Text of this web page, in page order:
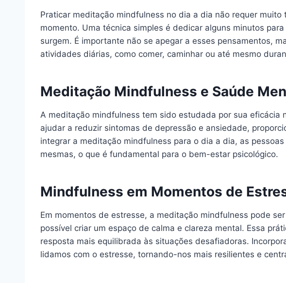
Praticar meditação mindfulness no dia a dia não requer
momento. Uma técnica simples é dedicar alguns minutos
surgem. É importante não se apegar a esses pensamentos,
atividades diárias, como comer, caminhar ou até mesmo
Meditação Mindfulness e Saúde
A meditação mindfulness tem sido estudada por sua eficácia
ajudar a reduzir sintomas de depressão e ansiedade,
integrar a meditação mindfulness para o dia a dia, as
mesmas, o que é fundamental para o bem-estar psicológico.
Mindfulness em Momentos de
Em momentos de estresse, a meditação mindfulness pode
possível criar um espaço de calma e clareza mental. Essa
resposta mais equilibrada às situações desafiadoras.
lidamos com o estresse, tornando-nos mais resilientes e